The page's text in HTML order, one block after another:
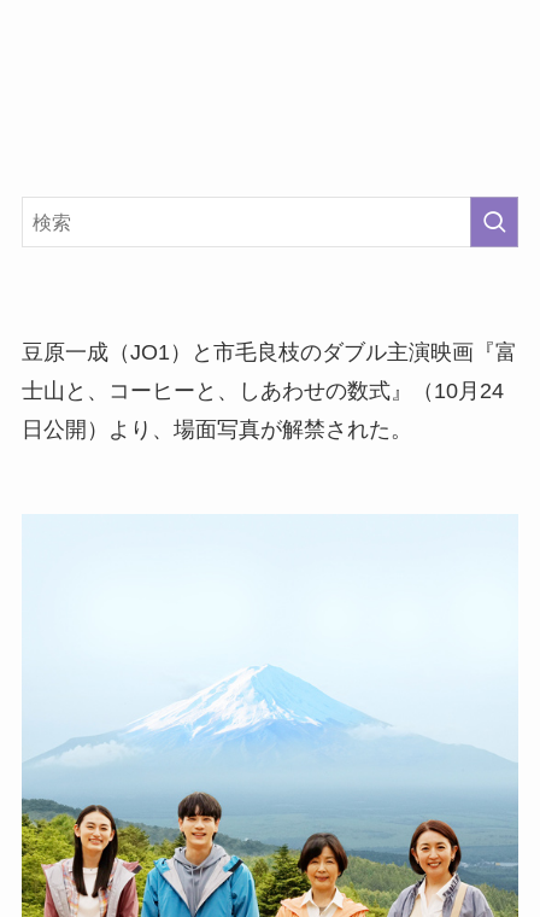
豆原一成（JO1）と市毛良枝のダブル主演映画『富
士山と、コーヒーと、しあわせの数式』（10月24
日公開）より、場面写真が解禁された。